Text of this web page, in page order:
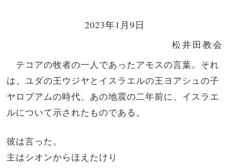
2023年1月9日
松井田教会
テコアの牧者の一人であったアモスの言葉。それ
は、ユダの王ウジヤとイスラエルの王ヨアシュの子
ヤロブアムの時代、あの地震の二年前に、イスラエ
ルについて示されたものである。
彼は言った。
主はシオンからほえたけり